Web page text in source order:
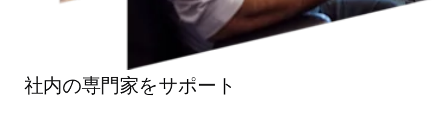
社内の専門家をサポート